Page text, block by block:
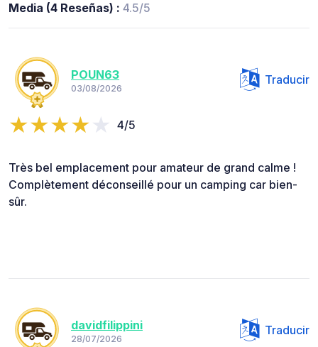
Media (4 Reseñas) : 4.5/5
POUN63
03/08/2026
Traducir
4/5
Très bel emplacement pour amateur de grand calme !
Complètement déconseillé pour un camping car bien-
sûr.
davidfilippini
28/07/2026
Traducir